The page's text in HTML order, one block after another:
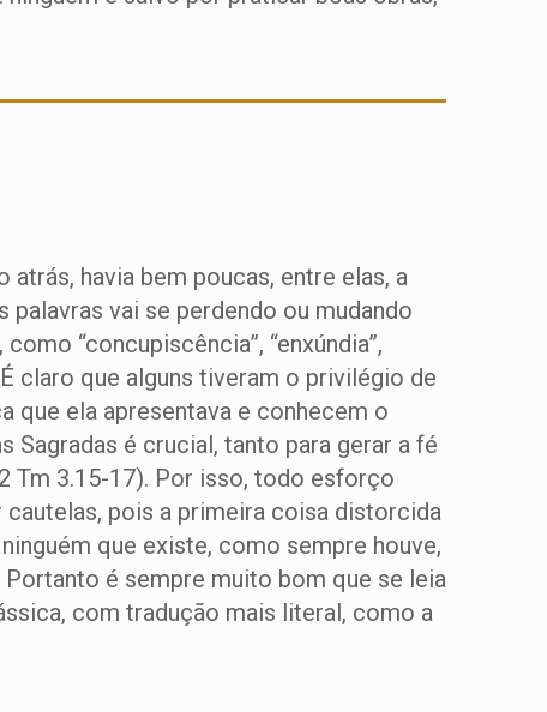
havia bem poucas, entre elas, a
vai se perdendo ou mudando
“concupiscência”, “enxúndia”,
É claro que alguns tiveram o privilégio de
que ela apresentava e conhecem o
Sagradas é crucial, tanto para gerar a fé
Tm 3.15-17). Por isso, todo esforço
pois a primeira coisa distorcida
que existe, como sempre houve,
é sempre muito bom que se leia
com tradução mais literal, como a